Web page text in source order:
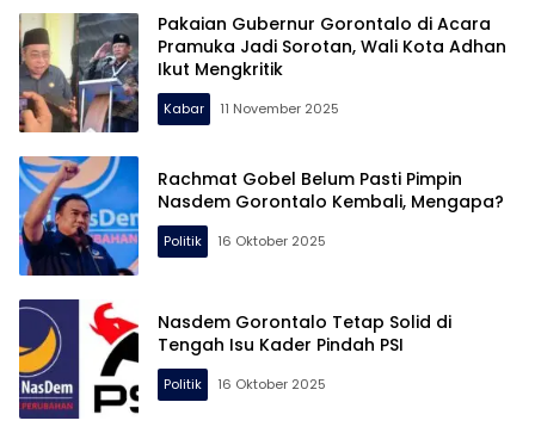
Pakaian Gubernur Gorontalo di Acara
Pramuka Jadi Sorotan, Wali Kota Adhan
Ikut Mengkritik
Kabar 11 November 2025
Rachmat Gobel Belum Pasti Pimpin
Nasdem Gorontalo Kembali, Mengapa?
Politik 16 Oktober 2025
Nasdem Gorontalo Tetap Solid di
Tengah Isu Kader Pindah PSI
Politik 16 Oktober 2025